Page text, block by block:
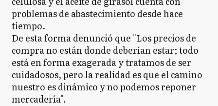
problemas de abastecimiento desde hace
tiempo.
De esta forma denunció que "Los precios de
compra no están donde deberían estar; todo
está en forma exagerada y tratamos de ser
cuidadosos, pero la realidad es que el camino
nuestro es dinámico y no podemos reponer
mercadería".